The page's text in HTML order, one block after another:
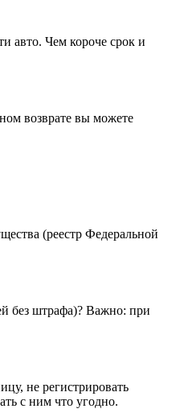
авто. Чем короче срок и
возврате вы можете
(реестр Федеральной
без штрафа)? Важно: при
не регистрировать
с ним что угодно.